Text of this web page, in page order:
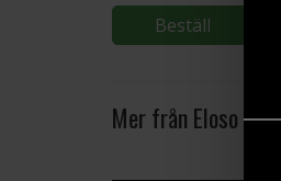
Beställ
Mer från Eloso